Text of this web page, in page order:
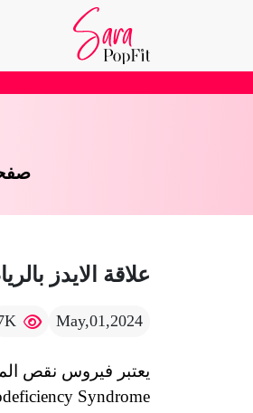
علاقة الايدز
May,01,2024